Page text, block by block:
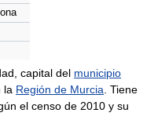
capital del municipio
la Región de Murcia . Tiene
el censo de 2010 y su